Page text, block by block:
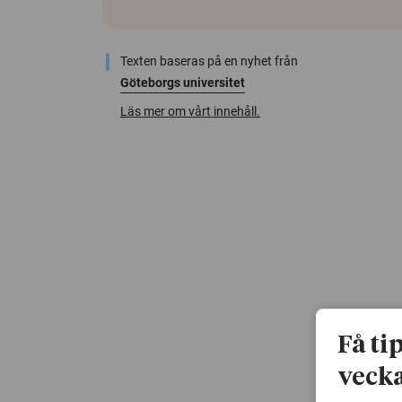
Texten baseras på en nyhet från
Göteborgs universitet
Läs mer om vårt innehåll.
Få